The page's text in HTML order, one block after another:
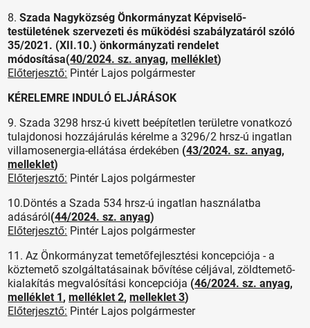
8.Szada Nagyközség Önkormányzat Képviselő-
testületének szervezeti és működési szabályzatáról szóló
35/2021. (XII.10.) önkormányzati rendelet
módosítása(40/2024. sz. anyag,melléklet)
Előterjesztő: Pintér Lajos polgármester
KÉRELEMRE INDULÓ ELJÁRÁSOK
9. Szada 3298 hrsz-ú kivett beépítetlen területre vonatkozó
tulajdonosi hozzájárulás kérelme a 3296/2 hrsz-ú ingatlan
villamosenergia-ellátása érdekében (43/2024. sz. anyag,
melleklet)
Előterjesztő: Pintér Lajos polgármester
10.Döntés a Szada 534 hrsz-ú ingatlan használatba
adásáról(44/2024. sz. anyag)
Előterjesztő: Pintér Lajos polgármester
11. Az Önkormányzat temetőfejlesztési koncepciója - a
köztemető szolgáltatásainak bővítése céljával, zöldtemető-
kialakítás megvalósítási koncepciója (46/2024. sz. anyag,
melléklet 1,melléklet 2,melleklet 3)
Előterjesztő: Pintér Lajos polgármester